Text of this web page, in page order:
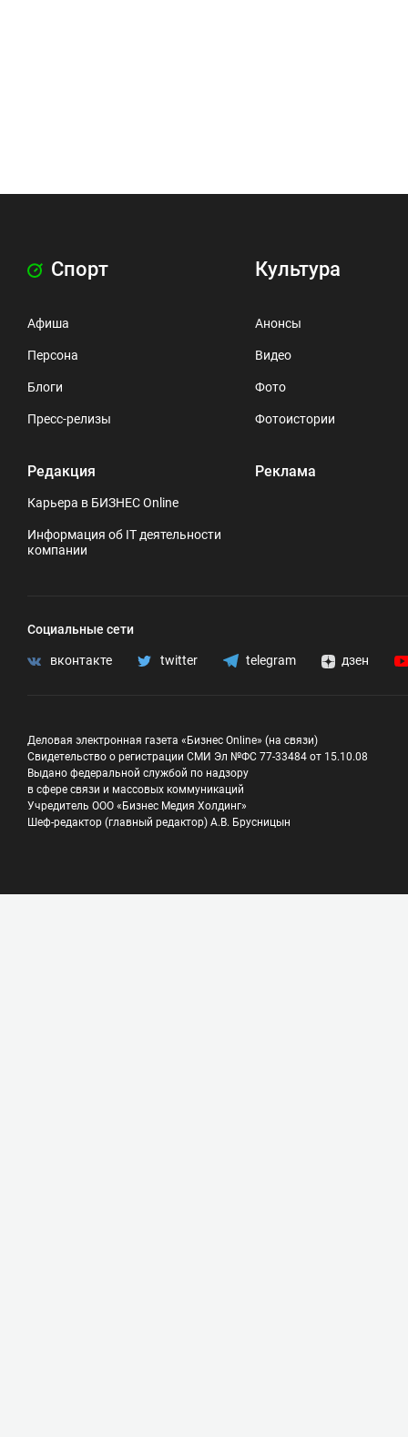
Спорт
Афиша
Персона
Блоги
Пресс-релизы
Редакция
Карьера в БИЗНЕС Online
Информация об IT деятельности
компании
Культура
Анонсы
Видео
Фото
Фотоистории
Реклама
Социальные сети
вконтакте twitter telegram дзен
Деловая электронная газета «Бизнес Online» (на связи)
Свидетельство о регистрации СМИ Эл №ФС 77-33484 от 15.10.08
Выдано федеральной службой по надзору
в сфере связи и массовых коммуникаций
Учредитель ООО «Бизнес Медия Холдинг»
Шеф-редактор (главный редактор) А.В. Брусницын